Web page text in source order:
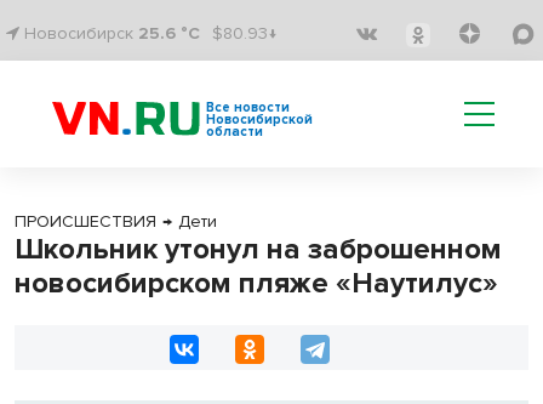
Новосибирск 25.6 °C $80.93↓
Все новости
Новосибирской
области
ПРОИСШЕСТВИЯ → Дети
Школьник утонул на заброшенном
новосибирском пляже «Наутилус»